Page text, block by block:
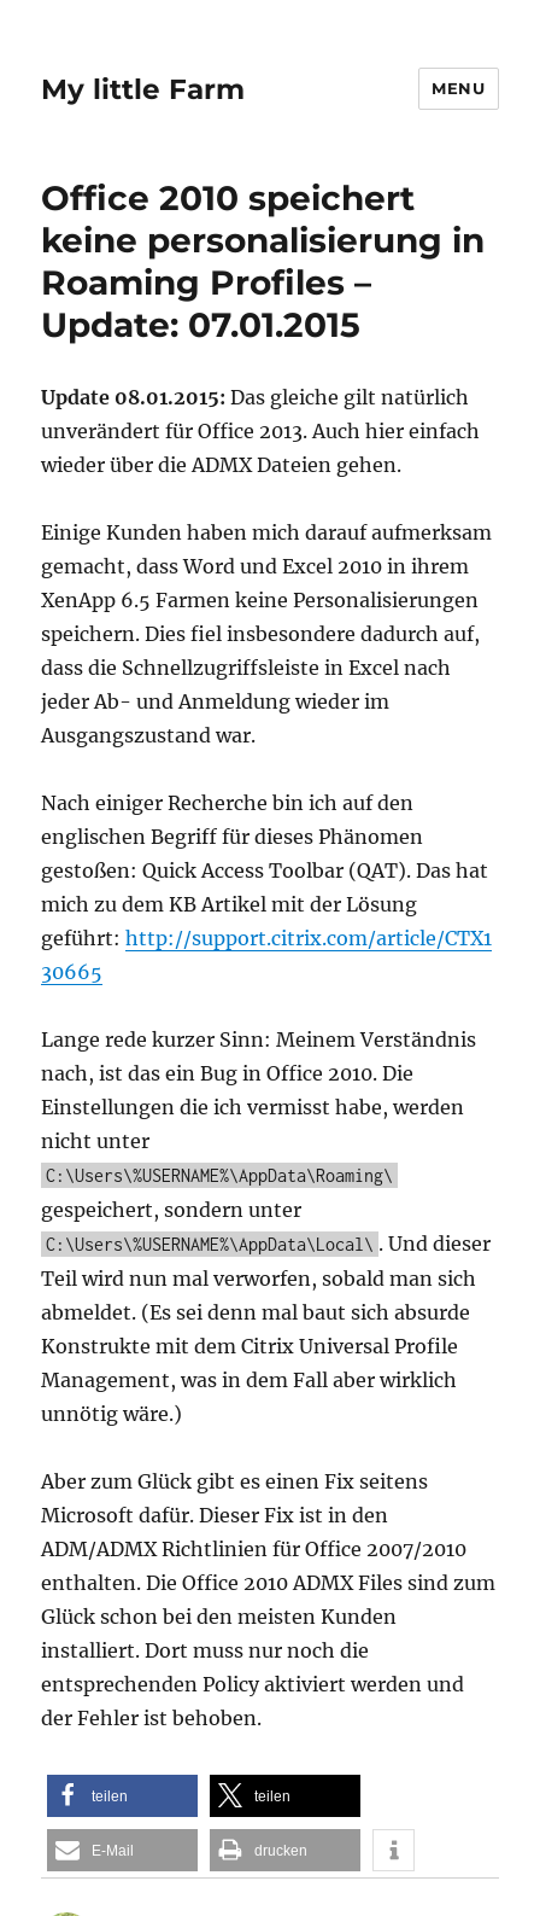
My little Farm MENU
Office 2010 speichert
keine personalisierung in
Roaming Profiles –
Update: 07.01.2015
Update 08.01.2015: Das gleiche gilt natürlich
unverändert für Office 2013. Auch hier einfach
wieder über die ADMX Dateien gehen.
Einige Kunden haben mich darauf aufmerksam
gemacht, dass Word und Excel 2010 in ihrem
XenApp 6.5 Farmen keine Personalisierungen
speichern. Dies fiel insbesondere dadurch auf,
dass die Schnellzugriffsleiste in Excel nach
jeder Ab- und Anmeldung wieder im
Ausgangszustand war.
Nach einiger Recherche bin ich auf den
englischen Begriff für dieses Phänomen
gestoßen: Quick Access Toolbar (QAT). Das hat
mich zu dem KB Artikel mit der Lösung
geführt:http://support.citrix.com/article/CTX1
30665
Lange rede kurzer Sinn: Meinem Verständnis
nach, ist das ein Bug in Office 2010. Die
Einstellungen die ich vermisst habe, werden
nicht unter
C:\Users\%USERNAME%\AppData\Roaming\
gespeichert, sondern unter
C:\Users\%USERNAME%\AppData\Local\ . Und dieser
Teil wird nun mal verworfen, sobald man sich
abmeldet. (Es sei denn mal baut sich absurde
Konstrukte mit dem Citrix Universal Profile
Management, was in dem Fall aber wirklich
unnötig wäre.)
Aber zum Glück gibt es einen Fix seitens
Microsoft dafür. Dieser Fix ist in den
ADM/ADMX Richtlinien für Office 2007/2010
enthalten. Die Office 2010 ADMX Files sind zum
Glück schon bei den meisten Kunden
installiert. Dort muss nur noch die
entsprechenden Policy aktiviert werden und
der Fehler ist behoben.
teilen teilen
E-Mail drucken